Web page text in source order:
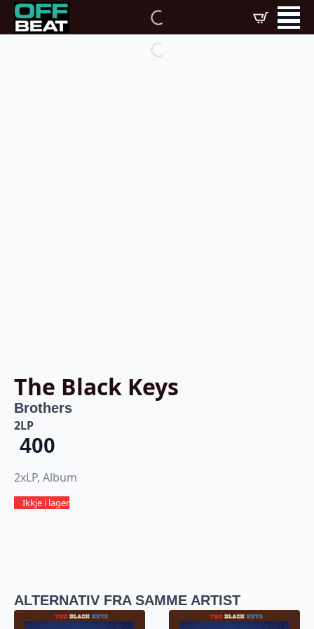
The Black Keys
Brothers
2LP
400
2xLP, Album
Ikkje i lager
ALTERNATIV FRA SAMME ARTIST